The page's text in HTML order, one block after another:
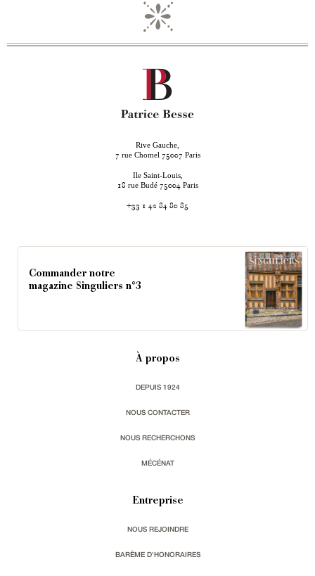
Rive Gauche,
7 rue Chomel 75007 Paris
Ile Saint-Louis,
18 rue Budé 75004 Paris
+33 1 42 84 80 85
Commander notre
magazine Singuliers n°3
À propos
DEPUIS 1924
NOUS CONTACTER
NOUS RECHERCHONS
MÉCÉNAT
Entreprise
NOUS REJOINDRE
BARÈME D'HONORAIRES